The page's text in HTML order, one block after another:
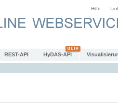
Hilfe
REST-API HyDAS-API